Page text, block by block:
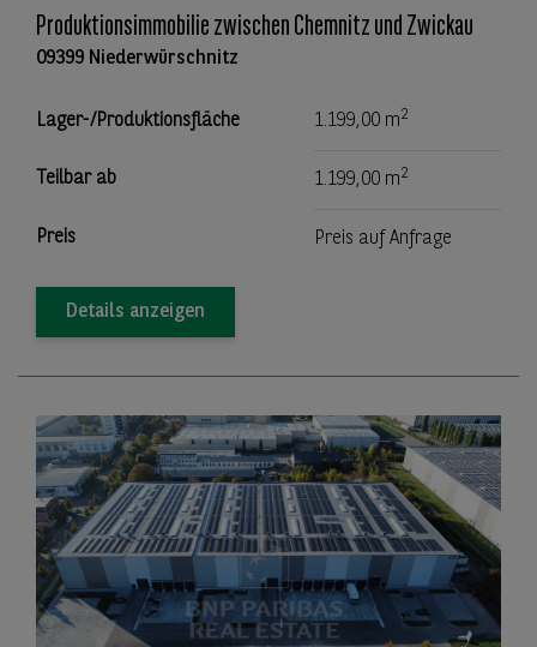
Produktionsimmobilie zwischen Chemnitz und Zwickau
09399 Niederwürschnitz
Lager-/Produktionsfläche 1.199,00 m2
Teilbar ab 1.199,00 m2
Preis Preis auf Anfrage
Details anzeigen